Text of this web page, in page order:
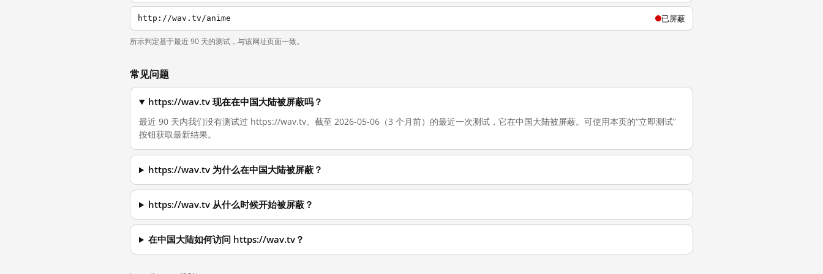
http://wav.tv/anime 已屏蔽
所示判定基于最近 90 天的测试，与该网址页面一致。
常见问题
https://wav.tv 现在在中国大陆被屏蔽吗？
最近 90 天内我们没有测试过 https://wav.tv。截至 2026-05-06（3 个月前）的最近一次测试，它在中国大陆被屏蔽。可使用本页的“立即测试”
按钮获取最新结果。
https://wav.tv 为什么在中国大陆被屏蔽？
https://wav.tv 从什么时候开始被屏蔽？
在中国大陆如何访问 https://wav.tv？